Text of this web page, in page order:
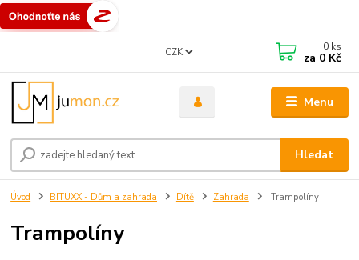
Menu
CZK
Hledat
0 ks
za 0 Kč
Úvod BITUXX - Dům a zahrada Dítě Zahrada Trampolíny
Trampolíny